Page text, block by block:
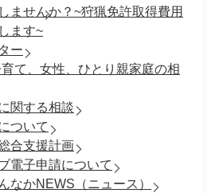
ませんか？~狩猟免許取得費用
ます~
ー
て、女性、ひとり親家庭の相
関する相談
ついて
合支援計画
電子申請について
なかNEWS（ニュース）